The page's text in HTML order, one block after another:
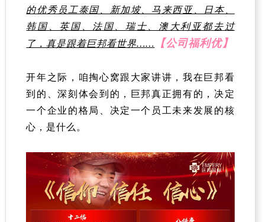
的优秀员工泰国、新加坡、马来西亚、日本、
韩国、英国、法国、瑞士、澳大利亚都去过
了，真是跟着巨邦看世界……
【公司福利优】
开年之际，咱掏心窝跟大家讲讲，我在巨邦看
到的、深刻体会到的，巨邦真正拥有的，决定
一个企业的格局、决定一个员工未来发展的核
心，是什么。